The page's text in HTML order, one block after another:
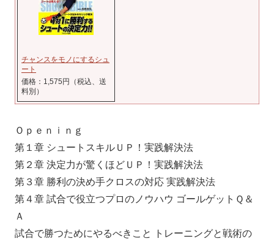
チャンスをモノにするシュ
ート
価格：1,575円（税込、送
料別）
Ｏｐｅｎｉｎｇ
第１章 シュートスキルＵＰ！実践解決法
第２章 決定力が驚くほどＵＰ！実践解決法
第３章 勝利の決め手クロスの対応 実践解決法
第４章 試合で役立つプロのノウハウ ゴールゲットＱ＆
Ａ
試合で勝つためにやるべきこと トレーニングと戦術の